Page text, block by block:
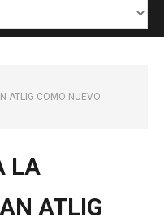
ATLIG COMO NUEVO
LA
ATLIG